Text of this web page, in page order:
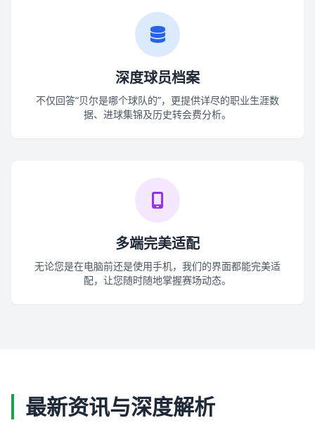
深度球员档案
不仅回答“贝尔是哪个球队的”，更提供详尽的职业生涯数
据、进球集锦及历史转会费分析。
多端完美适配
无论您是在电脑前还是使用手机，我们的界面都能完美适
配，让您随时随地掌握赛场动态。
最新资讯与深度解析